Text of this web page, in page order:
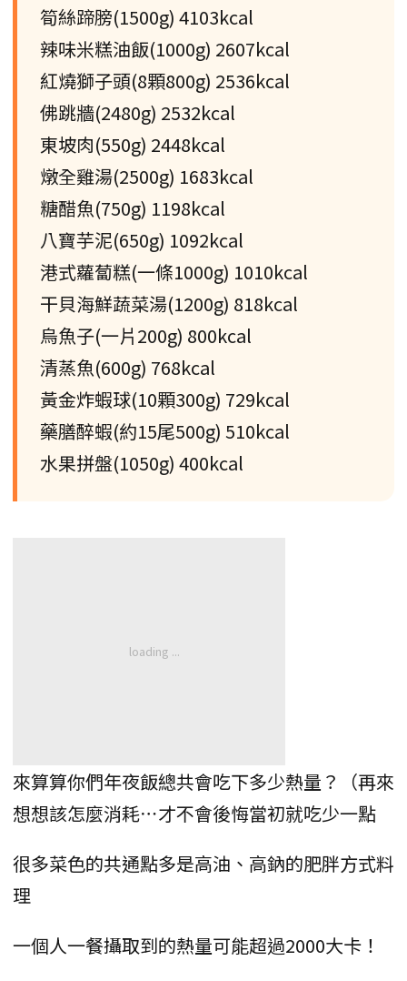
筍絲蹄膀(1500g) 4103kcal
辣味米糕油飯(1000g) 2607kcal
紅燒獅子頭(8顆800g) 2536kcal
佛跳牆(2480g) 2532kcal
東坡肉(550g) 2448kcal
燉全雞湯(2500g) 1683kcal
糖醋魚(750g) 1198kcal
八寶芋泥(650g) 1092kcal
港式蘿蔔糕(一條1000g) 1010kcal
干貝海鮮蔬菜湯(1200g) 818kcal
烏魚子(一片200g) 800kcal
清蒸魚(600g) 768kcal
黃金炸蝦球(10顆300g) 729kcal
藥膳醉蝦(約15尾500g) 510kcal
水果拼盤(1050g) 400kcal
來算算你們年夜飯總共會吃下多少熱量？（再來
想想該怎麼消耗⋯才不會後悔當初就吃少一點
很多菜色的共通點多是高油、高鈉的肥胖方式料
理
一個人一餐攝取到的熱量可能超過2000大卡！